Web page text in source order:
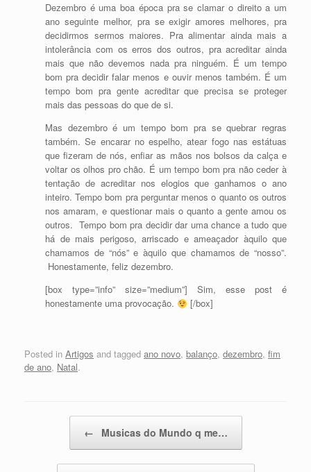
Dezembro é uma boa época pra se clamar o direito a um
ano seguinte melhor, pra se exigir amores melhores, pra
decidirmos sermos maiores. Pra alimentar ainda mais a
intolerância com os erros dos outros, pra acreditar ainda
mais que não devemos nada pra ninguém. É um tempo
bom pra decidir falar menos e ouvir menos também. É um
tempo bom pra gente acreditar que precisa se proteger
mais das pessoas do que de si.
Mas dezembro é um tempo bom pra se quebrar regras
também. Se encarar no espelho, atear fogo nas estátuas
que fizeram de nós, enfiar as mãos nos bolsos da calça e
voltar os olhos pro chão. É um tempo bom pra não ceder à
tentação de acreditar nos elogios que ganhamos o ano
inteiro. Tempo bom pra perguntar menos o quanto os outros
nos amaram, e questionar mais o quanto a gente amou os
outros. Tempo bom pra decidir dar uma chance a tudo que
há de mais perigoso, arriscado e ameaçador àquilo que
chamamos de “nós” e àquilo que chamamos de “nosso”.
Honestamente, feliz dezembro.
[box type=”info” size=”medium”] Sim, esse post é
honestamente uma provocação.
[/box]
Posted in Artigos and tagged ano novo, balanço, dezembro, fim
de ano, Natal.
← Musicas do Mundo q me…